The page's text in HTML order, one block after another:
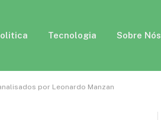
Tecnologia Sobre Nós
por Leonardo Manzan